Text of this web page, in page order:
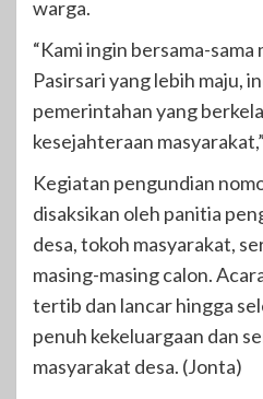
warga.
“Kami ingin bersama-
Pasirsari yang lebih maju,
pemerintahan yang
kesejahteraan
Kegiatan pengundian
disaksikan oleh panitia
desa, tokoh masyarakat,
masing-masing calon.
tertib dan lancar hingga
penuh kekeluargaan dan
masyarakat desa. (Jonta)